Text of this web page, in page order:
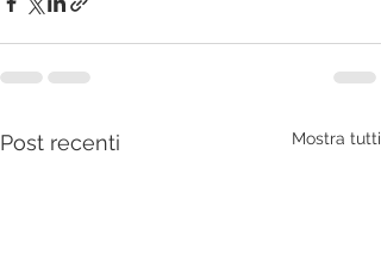
Post recenti Mostra tutti